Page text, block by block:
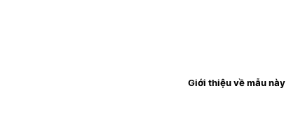
Giới thiệu về mẫu này